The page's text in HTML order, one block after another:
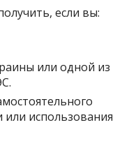
если вы:
или одной из
или использования